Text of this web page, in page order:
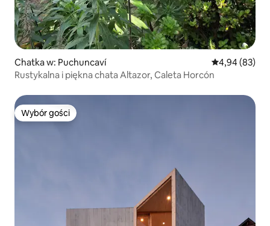
Chatka w: Puchuncaví Średnia
4,94 (83)
Rustykalna i piękna chata Altazor, Caleta Horcón
Wybór gości
Wybór gości